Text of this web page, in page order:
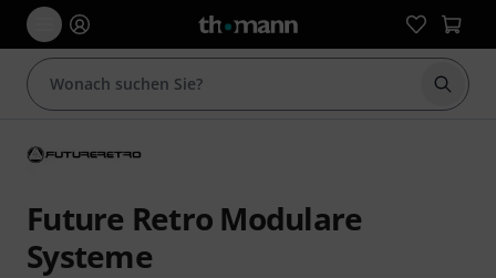
Suche
Future Retro Modulare
Systeme